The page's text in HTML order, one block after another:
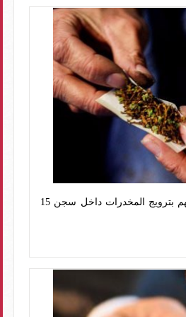
حبس أمين شرطة متهم بترويج المخدرات داخل سجن 15